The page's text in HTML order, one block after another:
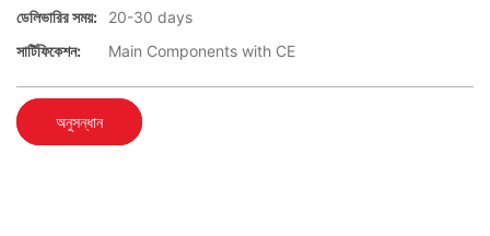
ডেলিভারির সময়:
20-30 days
সার্টিফিকেশন:
Main Components with CE
অনুসন্ধান